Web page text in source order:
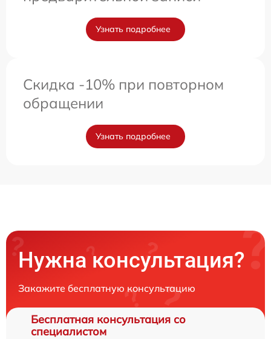
Узнать подробнее
Скидка -10% при повторном
обращении
Узнать подробнее
Нужна консультация?
Закажите бесплатную консультацию
Бесплатная консультация со
специалистом